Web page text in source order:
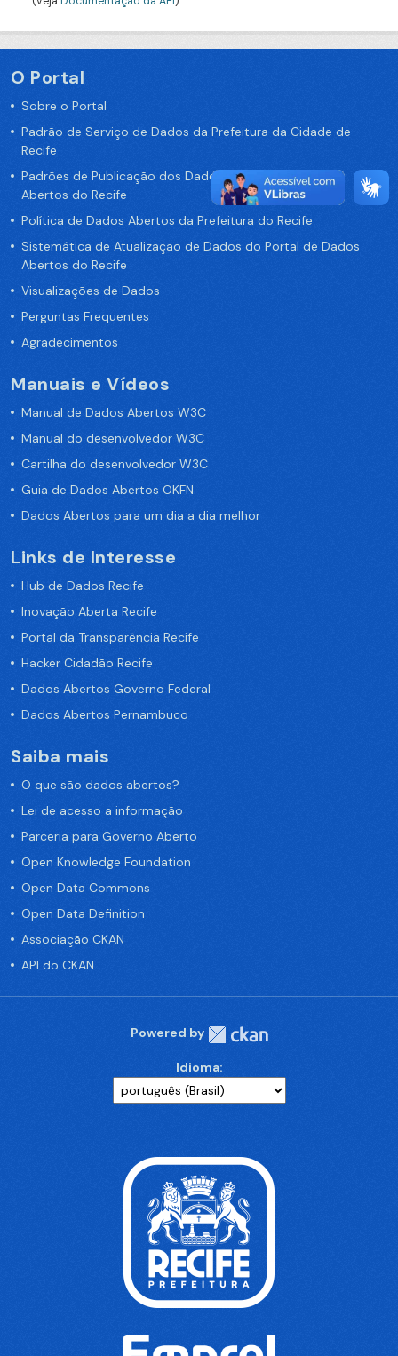
O Portal
Sobre o Portal
Padrão de Serviço de Dados da Prefeitura da Cidade de
Recife
Padrões de Publicação dos Dados no Portal de Dados
Abertos do Recife
Política de Dados Abertos da Prefeitura do Recife
Sistemática de Atualização de Dados do Portal de Dados
Abertos do Recife
Visualizações de Dados
Perguntas Frequentes
Agradecimentos
Manuais e Vídeos
Manual de Dados Abertos W3C
Manual do desenvolvedor W3C
Cartilha do desenvolvedor W3C
Guia de Dados Abertos OKFN
Dados Abertos para um dia a dia melhor
Links de Interesse
Hub de Dados Recife
Inovação Aberta Recife
Portal da Transparência Recife
Hacker Cidadão Recife
Dados Abertos Governo Federal
Dados Abertos Pernambuco
Saiba mais
O que são dados abertos?
Lei de acesso a informação
Parceria para Governo Aberto
Open Knowledge Foundation
Open Data Commons
Open Data Definition
Associação CKAN
API do CKAN
Powered by
Idioma